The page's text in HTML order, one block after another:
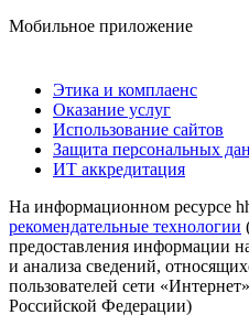
Мобильное приложение
Этика и комплаенс
Оказание услуг
Использование сайтов
Защита персональных
ИТ аккредитация
На информационном ресурсе
рекомендательные технологии
предоставления информации
и анализа сведений,
пользователей сети
Российской Федерации)